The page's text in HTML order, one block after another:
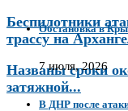
Беспилотники
трассу на
Названы сроки
затяжной...
Обстановка в
7 июля, 2026
В ДНР после